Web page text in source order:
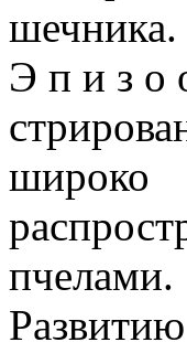
шечника.
Э п и з о
широко
пчелами.